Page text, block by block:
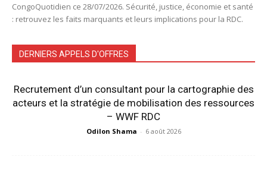
CongoQuotidien ce 28/07/2026. Sécurité, justice, économie et santé
: retrouvez les faits marquants et leurs implications pour la RDC.
DERNIERS APPELS D'OFFRES
Recrutement d’un consultant pour la cartographie des
acteurs et la stratégie de mobilisation des ressources
– WWF RDC
Odilon Shama - 6 août 2026